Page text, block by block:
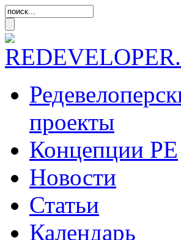
проекты
Концепции РЕ
Новости
Статьи
Календарь